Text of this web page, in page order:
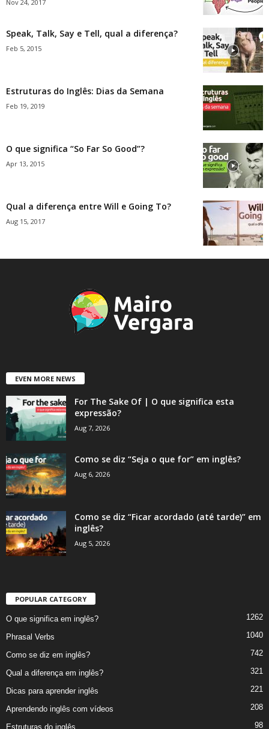
Nov 24, 2017
Speak, Talk, Say e Tell, qual a diferença?
Feb 5, 2015
Estruturas do Inglês: Dias da Semana
Feb 19, 2019
O que significa “So Far So Good”?
Apr 13, 2015
Qual a diferença entre Will e Going To?
Aug 15, 2017
EVEN MORE NEWS
For The Sake Of | O que significa esta
expressão?
Aug 7, 2026
Como se diz “Seja o que for” em inglês?
Aug 6, 2026
Como se diz “Ficar acordado (até tarde)” em
inglês?
Aug 5, 2026
POPULAR CATEGORY
O que significa em inglês? 1262
Phrasal Verbs 1040
Como se diz em inglês? 742
Qual a diferença em inglês? 321
Dicas para aprender inglês 221
Aprendendo inglês com vídeos 208
Estruturas do inglês 98